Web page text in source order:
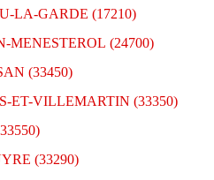
LA-GARDE (17210)
MENESTEROL (24700)
(33450)
ET-VILLEMARTIN (33350)
(33290)